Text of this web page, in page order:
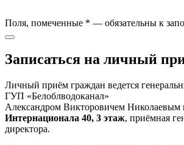
Поля, помеченные * — обязательны к
Записаться на личный
Личный приём граждан ведется
ГУП «Белоблводоканал»
Александром Викторовичем Николаевым
Интернационала 40, 3 этаж, приёмная
директора.